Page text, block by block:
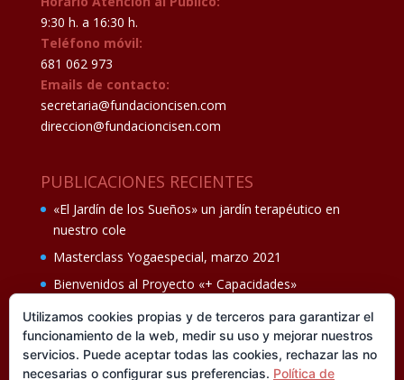
9:30 h. a 16:30 h.
Teléfono móvil:
681 062 973
Emails de contacto:
secretaria@fundacioncisen.com
direccion@fundacioncisen.com
PUBLICACIONES RECIENTES
«El Jardín de los Sueños» un jardín terapéutico en
nuestro cole
Masterclass Yogaespecial, marzo 2021
Bienvenidos al Proyecto «+ Capacidades»
Fiesta de fin de curso Los oficios 14 de junio
Ganadores del II Programa educativo Cuídate +
Utilizamos cookies propias y de terceros para garantizar el
funcionamiento de la web, medir su uso y mejorar nuestros
servicios. Puede aceptar todas las cookies, rechazar las no
necesarias o configurar sus preferencias. Política de